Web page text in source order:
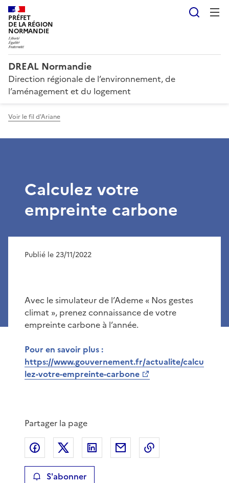
PRÉFET
DE LA RÉGION
NORMANDIE
DREAL Normandie
Direction régionale de l’environnement, de
l’aménagement et du logement
Voir le fil d'Ariane
Calculez votre
empreinte carbone
Publié le 23/11/2022
Avec le simulateur de l’Ademe « Nos gestes
climat », prenez connaissance de votre
empreinte carbone à l’année.
Pour en savoir plus :
https://www.gouvernement.fr/actualite/calcu
lez-votre-empreinte-carbone
Partager la page
Partager sur Facebook
Partager sur XPartager sur LinkedIn
Partager par email
S'abonner